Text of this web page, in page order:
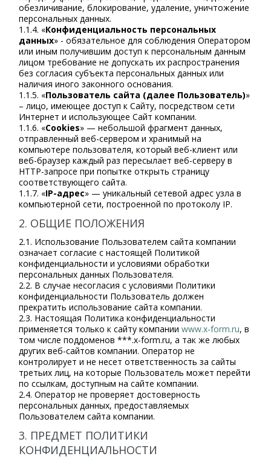
обезличивание, блокирование, удаление, уничтожение
персональных данных.
1.1.4. «Конфиденциальность персональных
данных» - обязательное для соблюдения Оператором
или иным получившим доступ к персональным данным
лицом требование не допускать их распространения
без согласия субъекта персональных данных или
наличия иного законного основания.
1.1.5. «Пользователь сайта (далее Пользователь)»
– лицо, имеющее доступ к Сайту, посредством сети
Интернет и использующее Сайт компании.
1.1.6. «Cookies» — небольшой фрагмент данных,
отправленный веб-сервером и хранимый на
компьютере пользователя, который веб-клиент или
веб-браузер каждый раз пересылает веб-серверу в
HTTP-запросе при попытке открыть страницу
соответствующего сайта.
1.1.7. «IP-адрес» — уникальный сетевой адрес узла в
компьютерной сети, построенной по протоколу IP.
2. ОБЩИЕ ПОЛОЖЕНИЯ
2.1. Использование Пользователем сайта компании
означает согласие с настоящей Политикой
конфиденциальности и условиями обработки
персональных данных Пользователя.
2.2. В случае несогласия с условиями Политики
конфиденциальности Пользователь должен
прекратить использование сайта компании.
2.3. Настоящая Политика конфиденциальности
применяется только к сайту компанииwww.x-form.ru, в
том числе поддоменов ***.x-form.ru, а так же любых
других веб-сайтов компании. Оператор не
контролирует и не несет ответственность за сайты
третьих лиц, на которые Пользователь может перейти
по ссылкам, доступным на сайте компании.
2.4. Оператор не проверяет достоверность
персональных данных, предоставляемых
Пользователем сайта компании.
3. ПРЕДМЕТ ПОЛИТИКИ
КОНФИДЕНЦИАЛЬНОСТИ